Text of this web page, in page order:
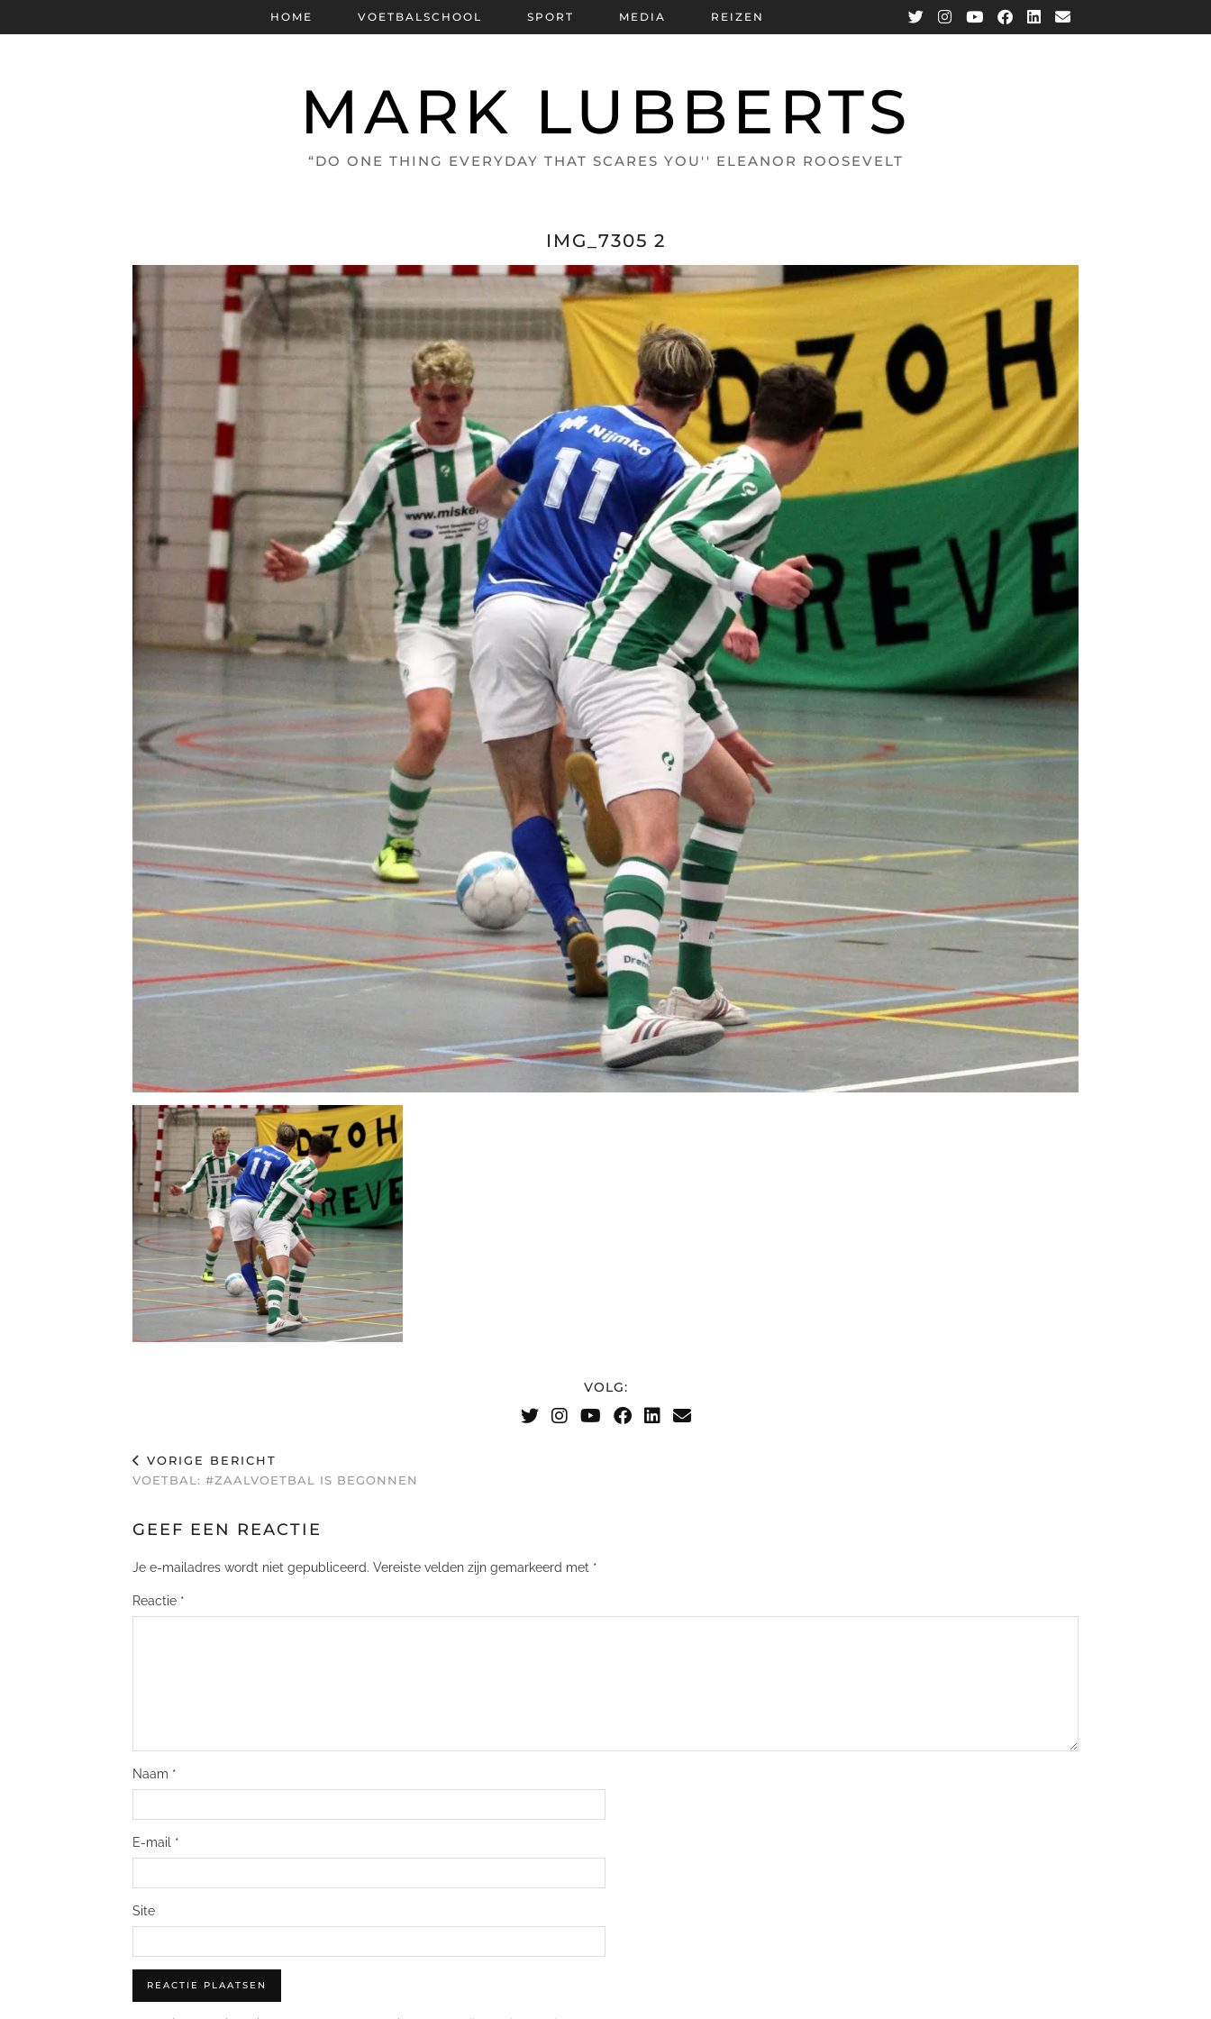
MARK LUBBERTS
“DO ONE THING EVERYDAY THAT SCARES YOU'' ELEANOR ROOSEVELT
HOME VOETBALSCHOOL SPORT MEDIA REIZEN
IMG_7305 2
VOLG:
VORIGE BERICHT
VOETBAL: #ZAALVOETBAL IS BEGONNEN
GEEF EEN REACTIE
Je e-mailadres wordt niet gepubliceerd. Vereiste velden zijn gemarkeerd met *
Reactie *
Naam *
E-mail *
Site